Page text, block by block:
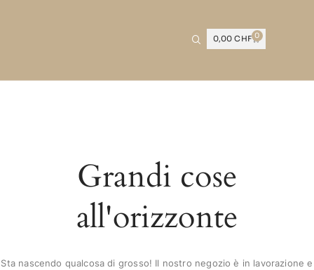
0,00CHF 0
Grandi cose
all'orizzonte
Sta nascendo qualcosa di grosso! Il nostro negozio è in lavorazione e